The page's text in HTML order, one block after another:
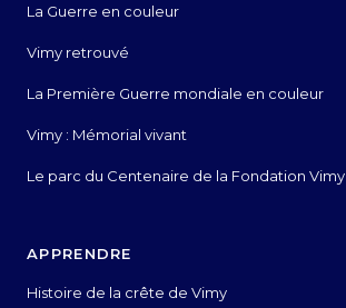
La Guerre en couleur
Vimy retrouvé
La Première Guerre mondiale en couleur
Vimy : Mémorial vivant
Le parc du Centenaire de la Fondation Vimy
APPRENDRE
Histoire de la crête de Vimy